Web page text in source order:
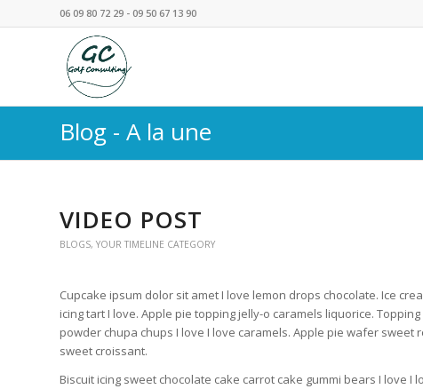
06 09 80 72 29 - 09 50 67 13 90
Blog - A la une
VIDEO POST
BLOGS, YOUR TIMELINE CATEGORY
Cupcake ipsum dolor sit amet I love lemon drops chocolate. Ice
icing tart I love. Apple pie topping jelly-o caramels liquorice.
powder chupa chups I love I love caramels. Apple pie wafer
sweet croissant.
Biscuit icing sweet chocolate cake carrot cake gummi bears I love